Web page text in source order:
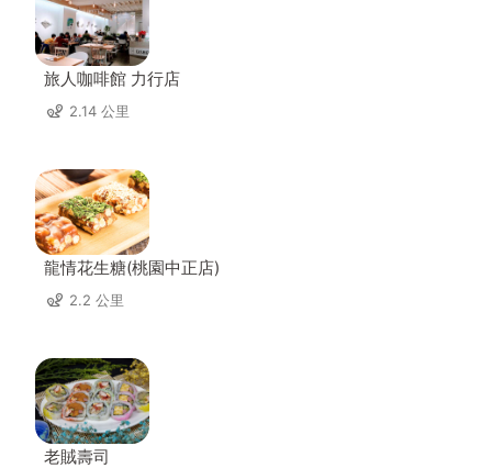
旅人咖啡館 力行店
2.14 公里
龍情花生糖(桃園中正店)
2.2 公里
老賊壽司